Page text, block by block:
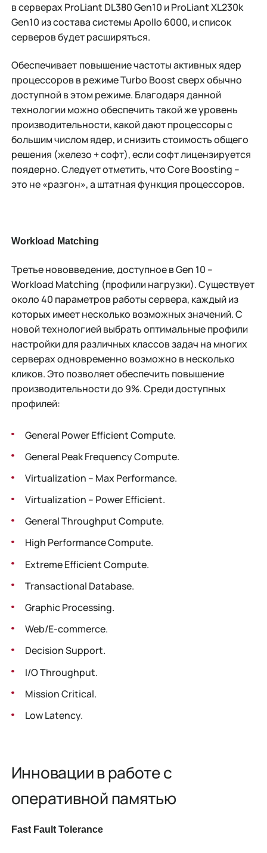
в серверах ProLiant DL380 Gen10 и ProLiant XL230k
Gen10 из состава системы Apollo 6000, и список
серверов будет расширяться.
Обеспечивает повышение частоты активных ядер
процессоров в режиме Turbo Boost сверх обычно
доступной в этом режиме. Благодаря данной
технологии можно обеспечить такой же уровень
производительности, какой дают процессоры с
большим числом ядер, и снизить стоимость общего
решения (железо + софт), если софт лицензируется
поядерно. Следует отметить, что Core Boosting –
это не «разгон», а штатная функция процессоров.
Workload Matching
Третье нововведение, доступное в Gen 10 –
Workload Matching (профили нагрузки). Cуществует
около 40 параметров работы сервера, каждый из
которых имеет несколько возможных значений. С
новой технологией выбрать оптимальные профили
настройки для различных классов задач на многих
серверах одновременно возможно в несколько
кликов. Это позволяет обеспечить повышение
производительности до 9%. Среди доступных
профилей:
General Power Efficient Compute.
General Peak Frequency Compute.
Virtualization – Max Performance.
Virtualization – Power Efficient.
General Throughput Compute.
High Performance Compute.
Extreme Efficient Compute.
Transactional Database.
Graphic Processing.
Web/E-commerce.
Decision Support.
I/O Throughput.
Mission Critical.
Low Latency.
Инновации в работе с
оперативной памятью
Fast Fault Tolerance